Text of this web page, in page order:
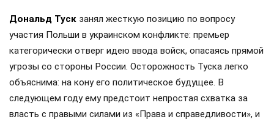
Дональд Туск занял жесткую позицию по вопросу
участия Польши в украинском конфликте: премьер
категорически отверг идею ввода войск, опасаясь прямой
угрозы со стороны России. Осторожность Туска легко
объяснима: на кону его политическое будущее. В
следующем году ему предстоит непростая схватка за
власть с правыми силами из «Права и справедливости», и